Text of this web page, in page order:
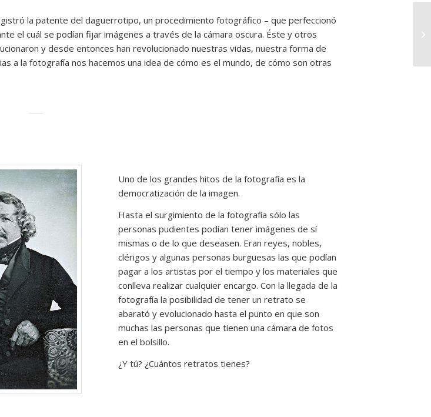
la patente del daguerrotipo, un procedimiento fotográfico – que perfeccionó
el cuál se podían fijar imágenes a través de la cámara oscura. Éste y otros
y desde entonces han revolucionado nuestras vidas, nuestra forma de
a la fotografía nos hacemos una idea de cómo es el mundo, de cómo son otras
Uno de los grandes hitos de la fotografía es la
democratización de la imagen.
Hasta el surgimiento de la fotografía sólo las
personas pudientes podían tener imágenes de sí
mismas o de lo que deseasen. Eran reyes, nobles,
clérigos y algunas personas burguesas las que podían
pagar a los artistas por el tiempo y los materiales que
conlleva realizar cualquier encargo. Con la llegada de la
fotografía la posibilidad de tener un retrato se
abarató y evolucionado hasta el punto en que son
muchas las personas que tienen una cámara de fotos
en el bolsillo.
¿Y tú? ¿Cuántos retratos tienes?